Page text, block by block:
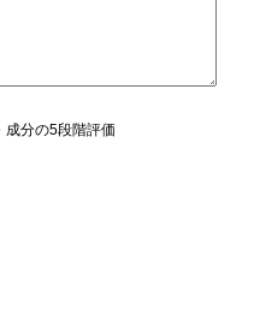
成分の5段階評価